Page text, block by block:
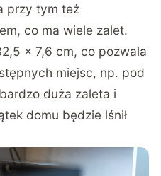
przy tym też
co ma wiele zalet.
x 7,6 cm, co pozwala
miejsc, np. pod
duża zaleta i
domu będzie lśnił